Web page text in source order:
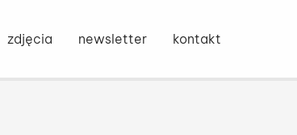
zdjęcia newsletter kontakt